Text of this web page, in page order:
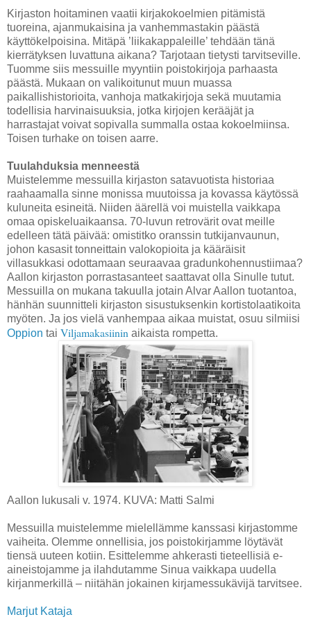
Kirjaston hoitaminen vaatii kirjakokoelmien pitämistä
tuoreina, ajanmukaisina ja vanhemmastakin päästä
käyttökelpoisina. Mitäpä ’liikakappaleille’ tehdään tänä
kierrätyksen luvattuna aikana? Tarjotaan tietysti tarvitseville.
Tuomme siis messuille myyntiin poistokirjoja parhaasta
päästä. Mukaan on valikoitunut muun muassa
paikallishistorioita, vanhoja matkakirjoja sekä muutamia
todellisia harvinaisuuksia, jotka kirjojen kerääjät ja
harrastajat voivat sopivalla summalla ostaa kokoelmiinsa.
Toisen turhake on toisen aarre.
Tuulahduksia menneestä
Muistelemme messuilla kirjaston satavuotista historiaa
raahaamalla sinne monissa muutoissa ja kovassa käytössä
kuluneita esineitä. Niiden äärellä voi muistella vaikkapa
omaa opiskeluaikaansa. 70-luvun retrovärit ovat meille
edelleen tätä päivää: omistitko oranssin tutkijanvaunun,
johon kasasit tonneittain valokopioita ja kääräisit
villasukkasi odottamaan seuraavaa gradunkohennustiimaa?
Aallon kirjaston porrastasanteet saattavat olla Sinulle tutut.
Messuilla on mukana takuulla jotain Alvar Aallon tuotantoa,
hänhän suunnitteli kirjaston sisustuksenkin kortistolaatikoita
myöten. Ja jos vielä vanhempaa aikaa muistat, osuu silmiisi
Oppion tai Viljamakasiinin aikaista rompetta.
Aallon lukusali v. 1974. KUVA: Matti Salmi
Messuilla muistelemme mielellämme kanssasi kirjastomme
vaiheita. Olemme onnellisia, jos poistokirjamme löytävät
tiensä uuteen kotiin. Esittelemme ahkerasti tieteellisiä e-
aineistojamme ja ilahdutamme Sinua vaikkapa uudella
kirjanmerkillä – niitähän jokainen kirjamessukävijä tarvitsee.
Marjut Kataja